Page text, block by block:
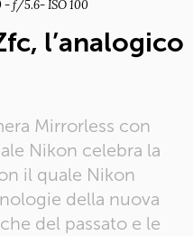
- f/5.6- ISO 100
l’analogico
Mirrorless con
Nikon celebra la
il quale Nikon
della nuova
del passato e le